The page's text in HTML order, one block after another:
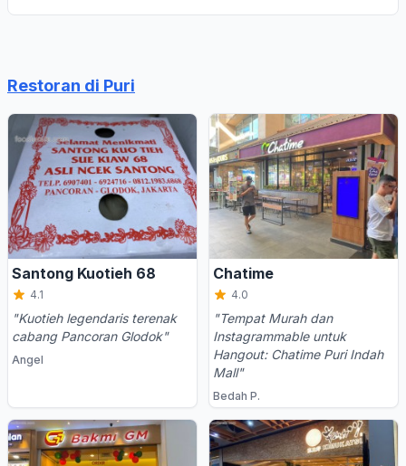
Restoran di Puri
Santong Kuotieh 68
4.1
"Kuotieh legendaris terenak
cabang Pancoran Glodok"
Angel
Chatime
4.0
"Tempat Murah dan
Instagrammable untuk
Hangout: Chatime Puri Indah
Mall"
Bedah P.